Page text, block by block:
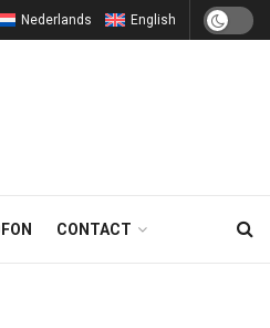
Nederlands English
CONTACT